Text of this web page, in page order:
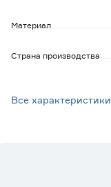
Материал
Страна производства
Все характеристики